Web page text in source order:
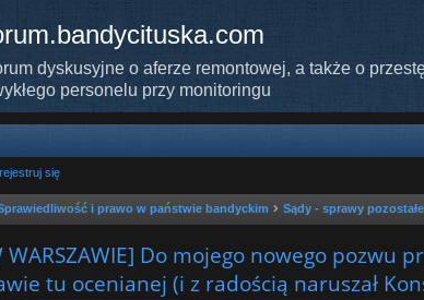
dyskusyjne o aferze remontowej, a także o
personelu przy monitoringu
się
i prawo w państwie bandyckim Sądy - sprawy pozostałe
WARSZAWIE] Do mojego nowego
tu ocenianej (i z radością naruszał